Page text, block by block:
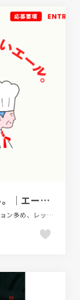
たくさんつくろう。おいしいエール。｜エームサービス 調理師（専門職）新卒採用情報
イラスト、ベージュ・ゴールド系、ポップ、モーション多め、レッド系、新卒・中途採用サイト、飲料・食品、飲食店・グルメ・ウェディング